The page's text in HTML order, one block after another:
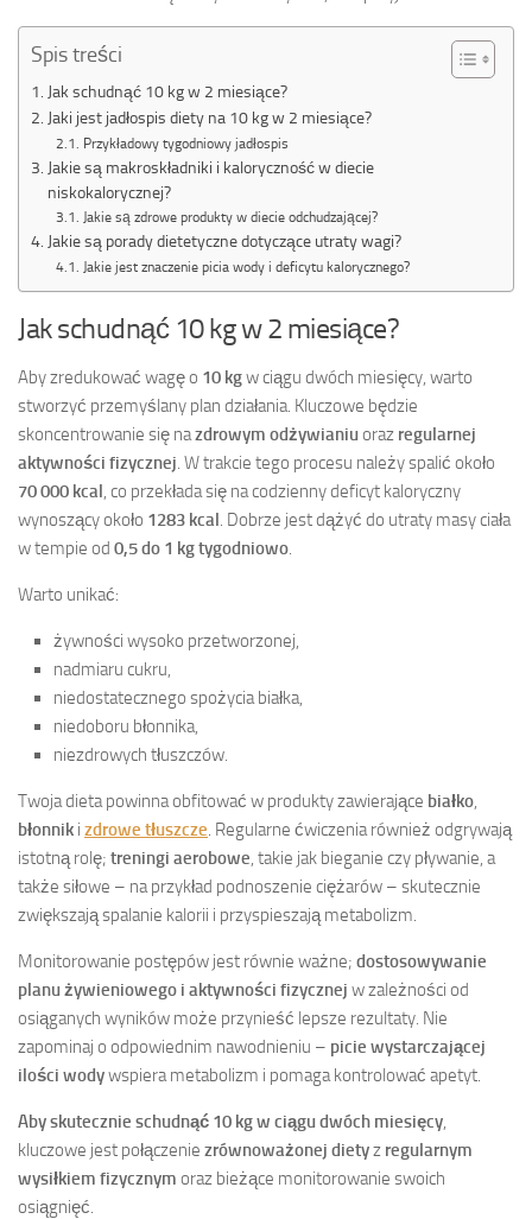
Spis treści
Jak schudnąć 10 kg w 2 miesiące?
Jaki jest jadłospis diety na 10 kg w 2 miesiące?
Przykładowy tygodniowy jadłospis
Jakie są makroskładniki i kaloryczność w diecie
niskokalorycznej?
Jakie są zdrowe produkty w diecie odchudzającej?
Jakie są porady dietetyczne dotyczące utraty wagi?
Jakie jest znaczenie picia wody i deficytu kalorycznego?
Jak schudnąć 10 kg w 2 miesiące?
Aby zredukować wagę o 10 kgw ciągu dwóch miesięcy, warto
stworzyć przemyślany plan działania. Kluczowe będzie
skoncentrowanie się nazdrowym odżywianiuoraz regularnej
aktywności fizycznej . W trakcie tego procesu należy spalić około
70 000 kcal , co przekłada się na codzienny deficyt kaloryczny
wynoszący około 1283 kcal . Dobrze jest dążyć do utraty masy ciała
w tempie od 0,5 do 1 kg tygodniowo
Warto unikać:
żywności wysoko przetworzonej,
nadmiaru cukru,
niedostatecznego spożycia białka,
niedoboru błonnika,
niezdrowych tłuszczów.
Twoja dieta powinna obfitować w produkty zawierające białko
błonnik i zdrowe tłuszcze . Regularne ćwiczenia również odgrywają
istotną rolę; treningi aerobowe , takie jak bieganie czy pływanie, a
także siłowe – na przykład podnoszenie ciężarów – skutecznie
zwiększają spalanie kalorii i przyspieszają metabolizm.
Monitorowanie postępów jest równie ważne; dostosowywanie
planu żywieniowego i aktywności fizycznej w zależności od
osiąganych wyników może przynieść lepsze rezultaty. Nie
zapominaj o odpowiednim nawodnieniu – picie wystarczającej
ilości wodywspiera metabolizm i pomaga kontrolować apetyt.
Aby skutecznie schudnąć 10 kg w ciągu dwóch miesięcy
kluczowe jest połączenie zrównoważonej dietyz regularnym
wysiłkiem fizycznym oraz bieżące monitorowanie swoich
osiągnięć.